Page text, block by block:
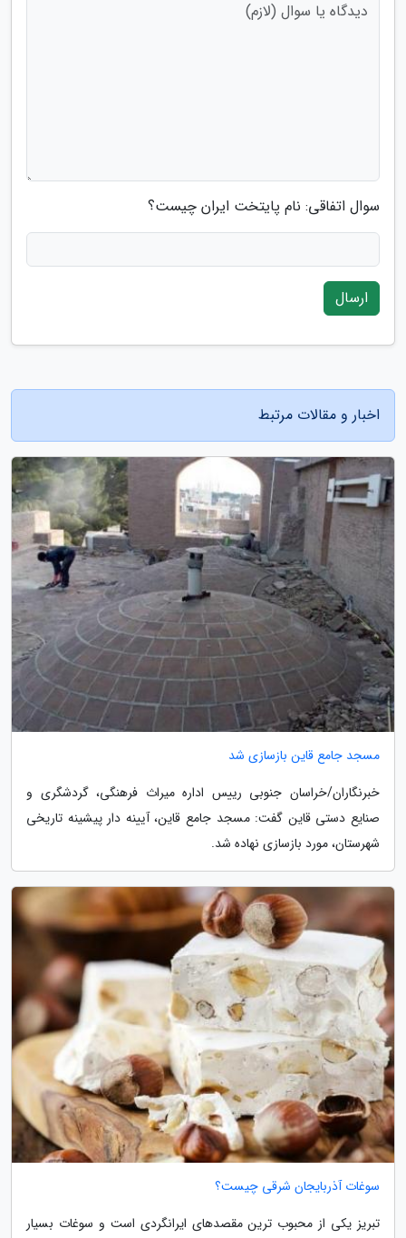
سوال اتفاقی: نام پایتخت ایران چیست؟
ارسال
اخبار و مقالات مرتبط
مسجد جامع قاین بازسازی شد
خبرنگاران/خراسان جنوبی رییس اداره میراث فرهنگی، گردشگری و
صنایع دستی قاین گفت: مسجد جامع قاین، آیینه دار پیشینه تاریخی
شهرستان، مورد بازسازی نهاده شد.
سوغات آذربایجان شرقی چیست؟
تبریز یکی از محبوب ترین مقصدهای ایرانگردی است و سوغات بسیار